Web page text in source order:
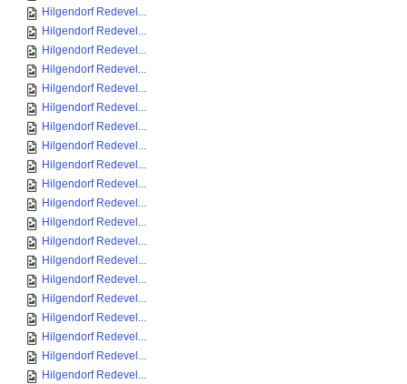
Hilgendorf Redevel...
Hilgendorf Redevel...
Hilgendorf Redevel...
Hilgendorf Redevel...
Hilgendorf Redevel...
Hilgendorf Redevel...
Hilgendorf Redevel...
Hilgendorf Redevel...
Hilgendorf Redevel...
Hilgendorf Redevel...
Hilgendorf Redevel...
Hilgendorf Redevel...
Hilgendorf Redevel...
Hilgendorf Redevel...
Hilgendorf Redevel...
Hilgendorf Redevel...
Hilgendorf Redevel...
Hilgendorf Redevel...
Hilgendorf Redevel...
Hilgendorf Redevel...